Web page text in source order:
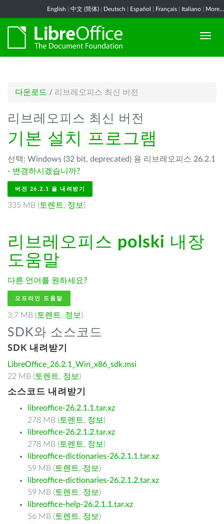
English 中文 (简体) Deutsch Español Français Italiano More...
다운로드 / 리브레오피스 최신 버전
리브레오피스 최신 버전
기본 설치 프로그램
선택: Windows (32 bit, deprecated) 용 리브레오피스 26.2.1
- 변경하시겠습니까?
버전 26.2.1 을 내려받기
335 MB ( 토렌트, 정보 )
리브레오피스 polski 내장
도움말
다른 언어를 원하세요?
오프라인 도움말
3.7 MB ( 토렌트, 정보 )
SDK와 소스코드
SDK 내려받기
LibreOffice_26.2.1_Win_x86_sdk.msi
22 MB ( 토렌트, 정보 )
소스코드 내려받기
libreoffice-26.2.1.1.tar.xz
278 MB ( 토렌트, 정보 )
libreoffice-26.2.1.2.tar.xz
278 MB ( 토렌트, 정보 )
libreoffice-dictionaries-26.2.1.1.tar.xz
59 MB ( 토렌트, 정보 )
libreoffice-dictionaries-26.2.1.2.tar.xz
59 MB ( 토렌트, 정보 )
libreoffice-help-26.2.1.1.tar.xz
56 MB ( 토렌트, 정보 )